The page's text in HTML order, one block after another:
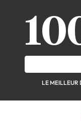
LE MEILLEUR